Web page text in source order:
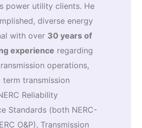
power utility clients. He
diverse energy
with over 30 years of
experience regarding
operations,
transmission
Reliability
Standards (both NERC-
O&P), Transmission